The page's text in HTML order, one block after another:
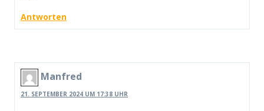
Antworten
Manfred
21. SEPTEMBER 2024 UM 17:38 UHR